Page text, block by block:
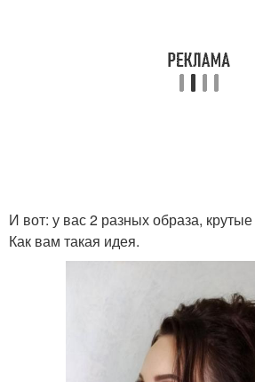
И вот: у вас 2 разных образа,
Как вам такая идея.